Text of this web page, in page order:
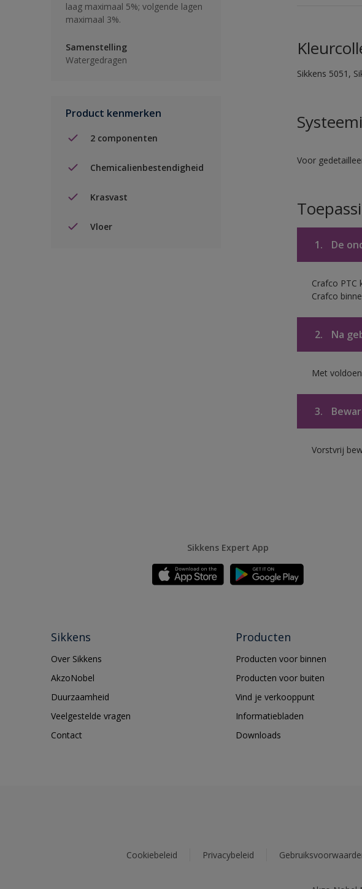
laag maximaal 5%; volgende lagen
maximaal 3%.
Samenstelling
Watergedragen
Product kenmerken
2 componenten
Chemicalienbestendigheid
Krasvast
Vloer
Sikkens 5051,
Voor
1. De
Crafco PTC
Crafco
2. Na
Met
3.
Vorstvrij
Sikkens Expert App
Sikkens
Over Sikkens
AkzoNobel
Duurzaamheid
Veelgestelde vragen
Contact
Producten
Producten voor binnen
Producten voor buiten
Vind je verkooppunt
Informatiebladen
Downloads
Cookiebeleid Privacybeleid